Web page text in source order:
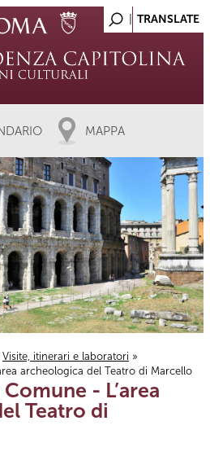
MAPPA
Visite, itinerari e laboratori »
archeologica del Teatro di Marcello
- L’area
Teatro di